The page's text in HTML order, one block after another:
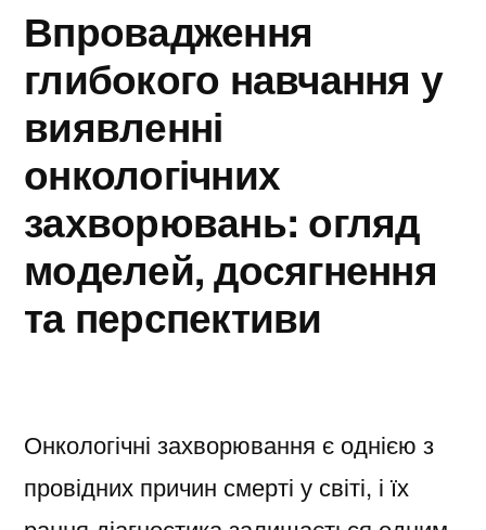
Впровадження
глибокого навчання у
виявленні
онкологічних
захворювань: огляд
моделей, досягнення
та перспективи
Онкологічні захворювання є однією з
провідних причин смерті у світі, і їх